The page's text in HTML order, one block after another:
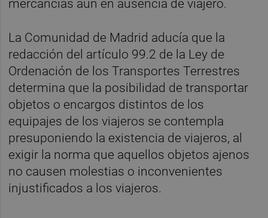
mercancías aun en ausencia de viajero.
La Comunidad de Madrid aducía que la
redacción del artículo 99.2 de la Ley de
Ordenación de los Transportes Terrestres
determina que la posibilidad de transportar
objetos o encargos distintos de los
equipajes de los viajeros se contempla
presuponiendo la existencia de viajeros, al
exigir la norma que aquellos objetos ajenos
no causen molestias o inconvenientes
injustificados a los viajeros.